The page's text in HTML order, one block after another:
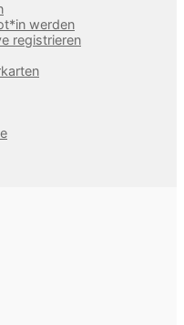
werden
registrieren